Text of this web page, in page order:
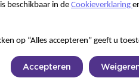
op!
beschikbaar in de Cookieverklaring
op “Alles accepteren” geeft u
Accepteren